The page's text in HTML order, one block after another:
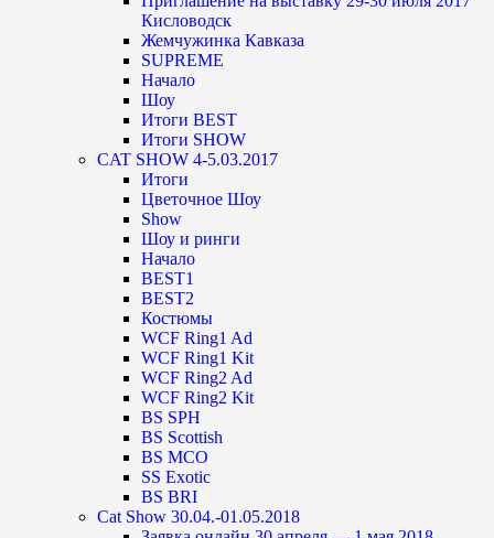
Кисловодск
Жемчужинка Кавказа
SUPREME
Начало
Шоу
Итоги BEST
Итоги SHOW
CAT SHOW 4-5.03.2017
Итоги
Цветочное Шоу
Show
Шоу и ринги
Начало
BEST1
BEST2
Костюмы
WCF Ring1 Ad
WCF Ring1 Kit
WCF Ring2 Ad
WCF Ring2 Kit
BS SPH
BS Scottish
BS MCO
SS Exotic
BS BRI
Cat Show 30.04.-01.05.2018